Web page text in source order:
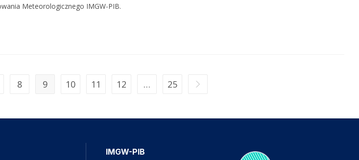
Meteorologicznego IMGW-PIB.
8 9 10 11 12 … 25
IMGW-PIB